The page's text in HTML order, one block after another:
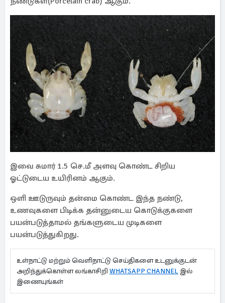
இவை சுமார் 1.5 செ.மீ அளவு கொண்ட சிறிய
ஓட்டுடைய உயிரினம் ஆகும்.
ஒளி ஊடுருவும் தன்மை கொண்ட இந்த நண்டு,
உணவுகளை பிடிக்க தன்னுடைய கொடுக்குகளை
பயன்படுத்தாமல் தங்களுடைய முடிகளை
பயன்படுத்துகிறது.
உள்நாட்டு மற்றும் வெளிநாட்டு செய்திகளை உடனுக்குடன்
அறிந்துக்கொள்ள லங்காசிறி WHATSAPP CHANNEL இல்
இணையுங்கள்